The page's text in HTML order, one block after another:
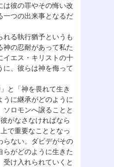
は彼の罪やその悔い改
一つの出来事となるだ
る執行猶予というも
の忍耐があって私た
イエス・キリストの十
に、彼らは神を侮って
と「神を畏れて生き
に継承がどのように
ロモンへ譲ることと
がなさなければなら
で重要なこととなっ
らない。ダビデがその
がどのように生きた
け入れられていくと